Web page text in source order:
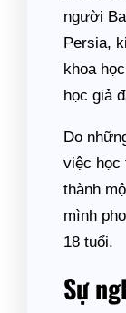
người
Persia,
khoa
học giả
Do
việc học
thành
mình
18 tuổi.
Sự